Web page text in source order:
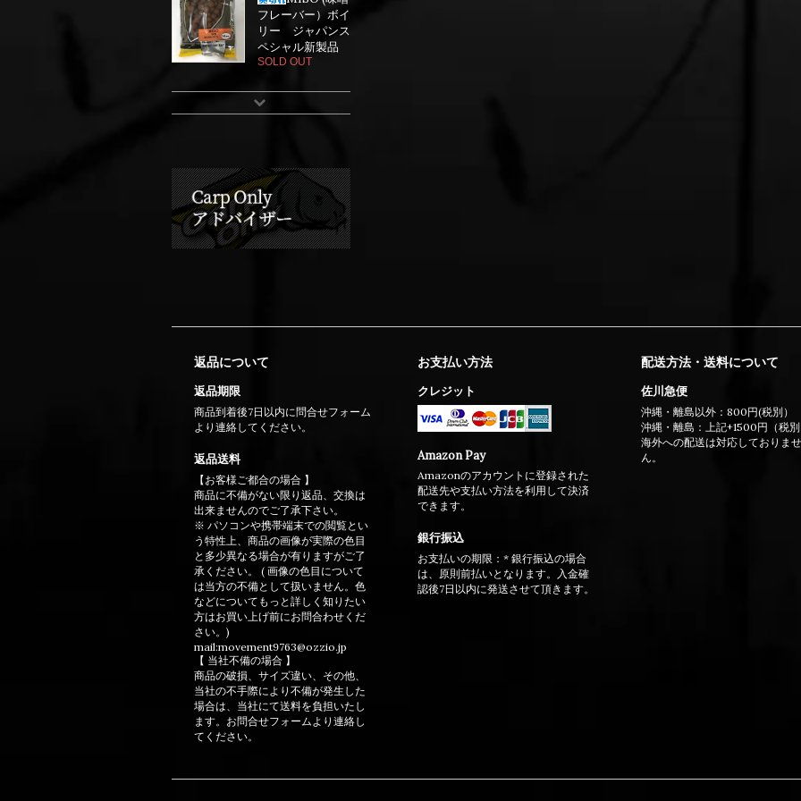
フレーバー）ボイ
リー ジャパンス
ペシャル新製品
SOLD OUT
返品について
返品期限
商品到着後7日以内に問合せフォーム
より連絡してください。
返品送料
【お客様ご都合の場合 】
商品に不備がない限り返品、交換は
出来ませんのでご了承下さい。
※ パソコンや携帯端末での閲覧とい
う特性上、商品の画像が実際の色目
と多少異なる場合が有りますがご了
承ください。 ( 画像の色目について
は当方の不備として扱いません。色
などについてもっと詳しく知りたい
方はお買い上げ前にお問合わせくだ
さい。)
mail:movement9763@ozzio.jp
【 当社不備の場合 】
商品の破損、サイズ違い、その他、
当社の不手際により不備が発生した
場合は、当社にて送料を負担いたし
ます。お問合せフォームより連絡し
てください。
お支払い方法
クレジット
Amazon Pay
Amazonのアカウントに登録された
配送先や支払い方法を利用して決済
できます。
銀行振込
お支払いの期限：* 銀行振込の場合
は、原則前払いとなります。入金確
認後7日以内に発送させて頂きます。
配送方法・送料について
佐川急便
沖縄・離島以外：800円(税別）
沖縄・離島：上記+1500円（税
海外への配送は対応しておりませ
ん。